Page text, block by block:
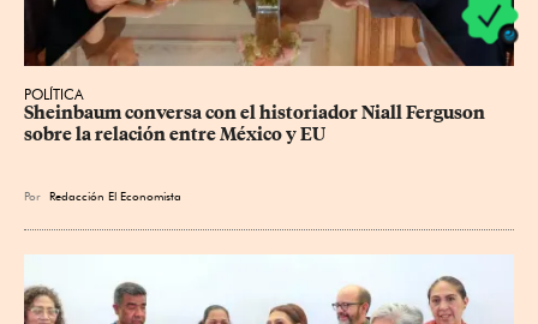
POLÍTICA
Sheinbaum conversa con el historiador Niall Ferguson
sobre la relación entre México y EU
Por Redacción El Economista